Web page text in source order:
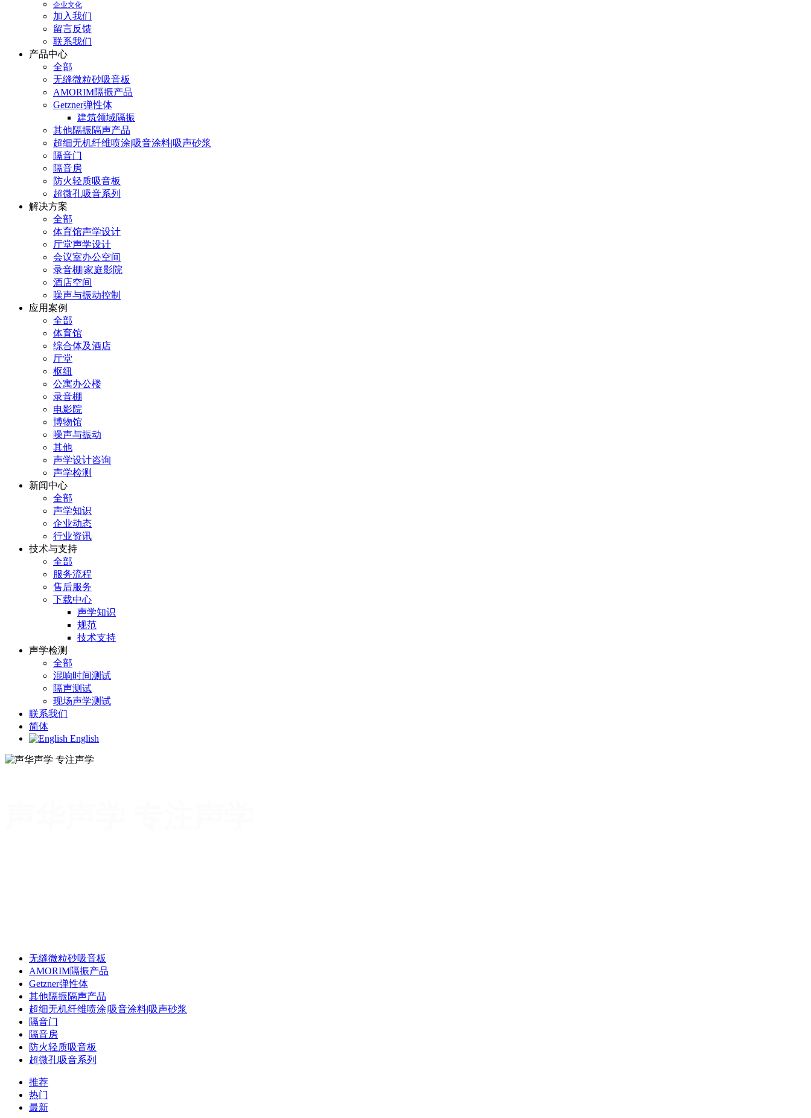
企业文化
加入我们
留言反馈
联系我们
产品中心
全部
无缝微粒砂吸音板
AMORIM隔振产品
Getzner弹性体
建筑领域隔振
其他隔振隔声产品
超细无机纤维喷涂|吸音涂料|吸声砂浆
隔音门
隔音房
防火轻质吸音板
超微孔吸音系列
解决方案
全部
体育馆声学设计
厅堂声学设计
会议室办公空间
录音棚|家庭影院
酒店空间
噪声与振动控制
应用案例
全部
体育馆
综合体及酒店
厅堂
枢纽
公寓办公楼
录音棚
电影院
博物馆
噪声与振动
其他
声学设计咨询
声学检测
新闻中心
全部
声学知识
企业动态
行业资讯
技术与支持
全部
服务流程
售后服务
下载中心
声学知识
规范
技术支持
声学检测
全部
混响时间测试
隔声测试
现场声学测试
联系我们
简体
English
无缝微粒砂吸音板
AMORIM隔振产品
Getzner弹性体
其他隔振隔声产品
超细无机纤维喷涂|吸音涂料|吸声砂浆
隔音门
隔音房
防火轻质吸音板
超微孔吸音系列
推荐
热门
最新